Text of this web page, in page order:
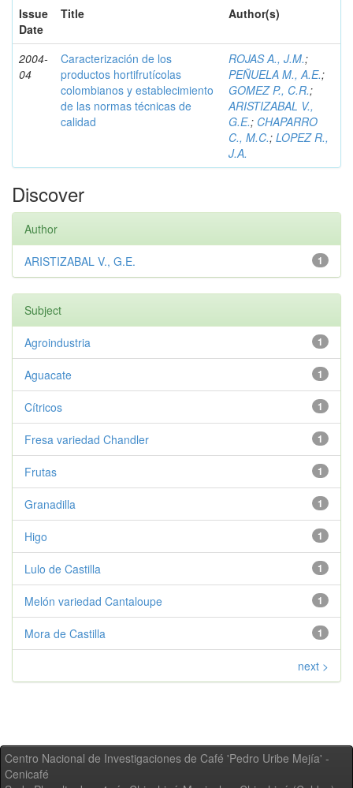
Issue
Date
Title Author(s)
2004-
04
Caracterización de los
productos hortifrutícolas
colombianos y establecimiento
de las normas técnicas de
calidad
ROJAS A., J.M.;
PEÑUELA M., A.E.;
GOMEZ P., C.R.;
ARISTIZABAL V.,
G.E.; CHAPARRO
C., M.C.; LOPEZ R.,
J.A.
Discover
Author
1
ARISTIZABAL V., G.E.
Subject
1
Agroindustria
1
Aguacate
1
Cítricos
1
Fresa variedad Chandler
1
Frutas
1
Granadilla
1
Higo
1
Lulo de Castilla
1
Melón variedad Cantaloupe
1
Mora de Castilla
next >
Centro Nacional de Investigaciones de Café 'Pedro Uribe Mejía' -
Cenicafé